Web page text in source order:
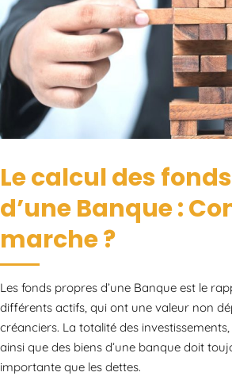
Le calcul des
d’une Banque :
marche ?
Les fonds propres d’une Banque est le
différents actifs, qui ont une valeur non
créanciers. La totalité des
ainsi que des biens d’une banque doit
importante que les dettes.